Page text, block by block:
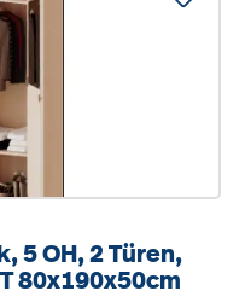
5 OH, 2 Türen,
80x190x50cm